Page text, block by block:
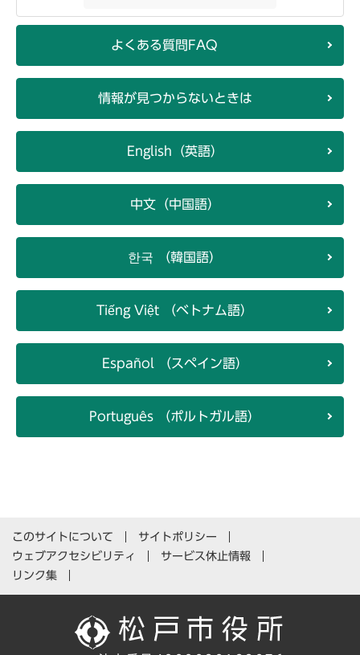
よくある質問FAQ
情報が見つからないときは
English（英語）
中文（中国語）
한국 （韓国語）
Tiếng Việt （ベトナム語）
Español （スペイン語）
Português （ポルトガル語）
このサイトについて
サイトポリシー
ウェブアクセシビリティ
サービス休止情報
リンク集